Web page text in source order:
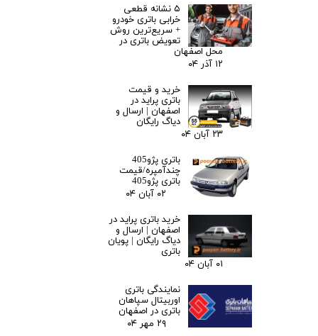
۵ نشانه قطعی
خرابی باتری خودرو
+ سریع‌ترین روش
تعویض باتری در
محل اصفهان
۱۲ آذر ۰۴
خرید و قیمت
باتری پراید در
اصفهان | ارسال و
دیاگ رایگان
۲۳ آبان ۰۴
باتری پژو405
چندآمپره/قیمت
باتری پژو405
۰۲ آبان ۰۴
خرید باتری پراید در
اصفهان | ارسال و
دیاگ رایگان | پویان
باتری
۰۱ آبان ۰۴
نمایندگی باتری
اوربیتال سپاهان
باتری در اصفهان
۲۹ مهر ۰۴